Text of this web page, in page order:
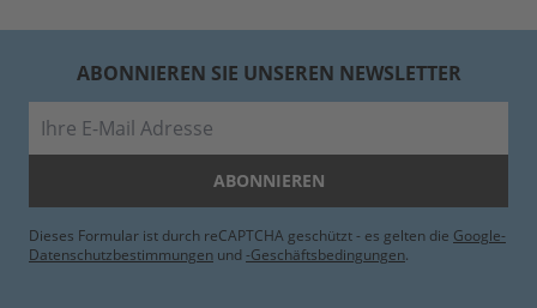
ABONNIEREN SIE UNSEREN NEWSLETTER
ABONNIEREN
Dieses Formular ist durch reCAPTCHA geschützt - es gelten die Google-
Datenschutzbestimmungen und -Geschäftsbedingungen.